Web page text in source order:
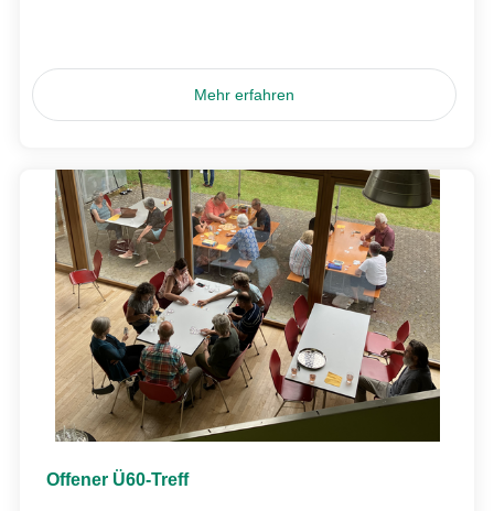
Mehr erfahren
Offener Ü60-Treff